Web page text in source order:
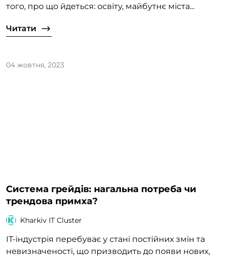
того, про що йдеться: освіту, майбутнє міста...
Читати
04 жовтня, 2023
Система грейдів: нагальна потреба чи
трендова примха?
Kharkiv IT Cluster
ІТ-індустрія перебуває у стані постійних змін та
невизначеності, що призводить до появи нових,